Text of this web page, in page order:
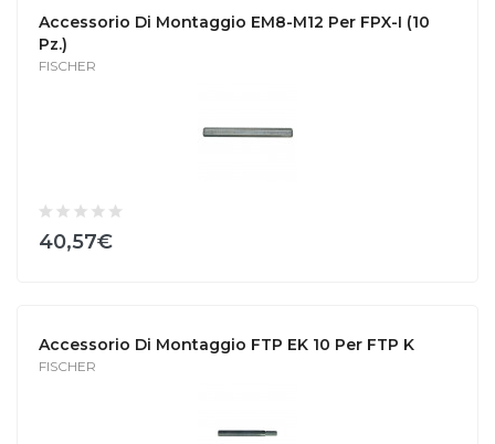
Accessorio Di Montaggio EM8-M12 Per FPX-I (10
Pz.)
FISCHER
40,57€
Accessorio Di Montaggio FTP EK 10 Per FTP K
FISCHER